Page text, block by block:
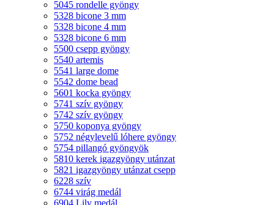
5045 rondelle gyöngy
5328 bicone 3 mm
5328 bicone 4 mm
5328 bicone 6 mm
5500 csepp gyöngy
5540 artemis
5541 large dome
5542 dome bead
5601 kocka gyöngy
5741 szív gyöngy
5742 szív gyöngy
5750 koponya gyöngy
5752 négylevelű lóhere gyöngy
5754 pillangó gyöngyök
5810 kerek igazgyöngy utánzat
5821 igazgyöngy utánzat csepp
6228 szív
6744 virág medál